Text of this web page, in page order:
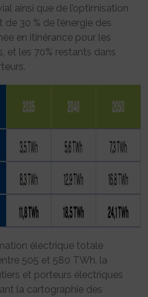
ainsi que de l’optimisation
30 % de l’énergie des
en itinérance pour les
et les 70% restants dans
électrique totale
505 et 580 TWh, la
et porteurs électriques
la cartographie des